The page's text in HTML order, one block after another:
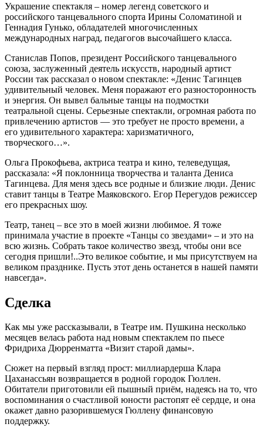
Украшение спектакля – номер легенд советского и
российского танцевального спорта Ирины Соломатиной и
Геннадия Гунько, обладателей многочисленных
международных наград, педагогов высочайшего класса.
Станислав Попов, президент Российского танцевального
союза, заслуженный деятель искусств, народный артист
России так рассказал о новом спектакле: «Денис Тагинцев
удивительный человек. Меня поражают его разносторонность
и энергия. Он вывел бальные танцы на подмостки
театральной сцены. Серьезные спектакли, огромная работа по
привлечению артистов — это требует не просто времени, а
его удивительного характера: харизматичного,
творческого…».
Ольга Прокофьева, актриса театра и кино, телеведущая,
рассказала: «Я поклонница творчества и таланта Дениса
Тагинцева. Для меня здесь все родные и близкие люди. Денис
ставит танцы в Театре Маяковского. Егор Перегудов режиссер
его прекрасных шоу.
Театр, танец – все это в моей жизни любимое. Я тоже
принимала участие в проекте «Танцы со звездами» – и это на
всю жизнь. Собрать такое количество звезд, чтобы они все
сегодня пришли!..Это великое событие, и мы присутствуем на
великом празднике. Пусть этот день останется в нашей памяти
навсегда».
Сделка
Как мы уже рассказывали, в Театре им. Пушкина несколько
месяцев велась работа над новым спектаклем по пьесе
Фридриха Дюрренматта «Визит старой дамы».
Сюжет на первый взгляд прост: миллиардерша Клара
Цаханассьян возвращается в родной городок Гюллен.
Обитатели приготовили ей пышный приём, надеясь на то, что
воспоминания о счастливой юности растопят её сердце, и она
окажет давно разорившемуся Гюллену финансовую
поддержку.